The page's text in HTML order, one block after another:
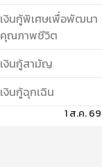
เงินกู้พิเศษเพื่อพัฒนา
คุณภาพชีวิต
เงินกู้สามัญ
เงินกู้ฉุกเฉิน
1 ส.ค. 69